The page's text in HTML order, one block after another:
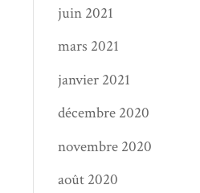
juin 2021
mars 2021
janvier 2021
décembre 2020
novembre 2020
août 2020